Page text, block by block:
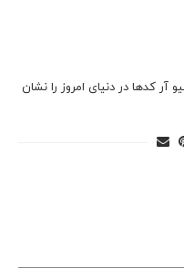
آر کدها در دنیای امروز را نشان